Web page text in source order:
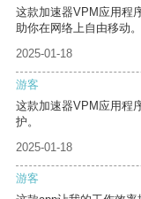
这款加速器VPM应用程
助你在网络上自由移动。
2025-01-18
游客
这款加速器VPM应用程
护。
2025-01-18
游客